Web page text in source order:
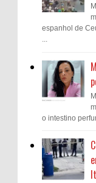
espanhol de
...
o intestino